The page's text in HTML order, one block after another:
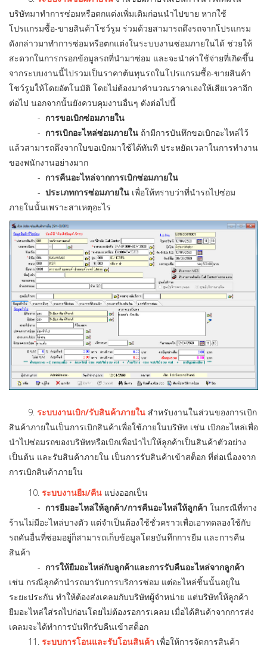
บริษัทมาทำการซ่อมหรือตกแต่งเพิ่มเติมก่อนนำไปขาย หากใช้
โปรแกรมซื้อ-ขายสินค้าโชว์รูม ร่วมด้วยสามารถดึงรถจากโปรแกรม
ดังกล่าวมาทำการซ่อมหรือตกแต่งในระบบงานซ่อมภายในได้ ช่วยให้
สะดวกในการกรอกข้อมูลรถที่นำมาซ่อม และจะนำค่าใช้จ่ายที่เกิดขึ้น
จากระบบงานนี้ไปรวมเป็นราคาต้นทุนรถในโปรแกรมซื้อ-ขายสินค้า
โชว์รูมให้โดยอัตโนมัติ โดยไม่ต้องมาคำนวณราคาเองให้เสียเวลาอีก
ต่อไป นอกจากนั้นยังควบคุมงานอื่นๆ ดังต่อไปนี้
- การขอเบิกซ่อมภายใน
- การเบิกอะไหล่ซ่อมภายใน ถ้ามีการบันทึกขอเบิกอะไหล่ไว้
แล้วสามารถดึงจากใบขอเบิกมาใช้ได้ทันที ประหยัดเวลาในการทำงาน
ของพนักงานอย่างมาก
- การคืนอะไหล่จากการเบิกซ่อมภายใน
- ประเภทการซ่อมภายใน เพื่อให้ทราบว่าที่นำรถไปซ่อม
ภายในนั้นเพราะสาเหตุอะไร
9. ระบบงานเบิก/รับสินค้าภายใน สำหรับงานในส่วนของการเบิก
สินค้าภายในเป็นการเบิกสินค้าเพื่อใช้ภายในบริษัท เช่น เบิกอะไหล่เพื่อ
นำไปซ่อมรถของบริษัทหรือเบิกเพื่อนำไปให้ลูกค้าเป็นสินค้าตัวอย่าง
เป็นต้น และรับสินค้าภายใน เป็นการรับสินค้าเข้าสต็อก ที่ต่อเนื่องจาก
การเบิกสินค้าภายใน
10. ระบบงานยืม/คืน แบ่งออกเป็น
- การยืมอะไหล่ให้ลูกค้า/การคืนอะไหล่ให้ลูกค้า ในกรณีที่ทาง
ร้านไม่มีอะไหล่บางตัว แต่จำเป็นต้องใช้ชั่วคราวเพื่อเอาทดลองใช้กับ
รถคันอื่นที่ซ่อมอยู่ก็สามารถเก็บข้อมูลโดยบันทึกการยืม และการคืน
สินค้า
- การให้ยืมอะไหล่กับลูกค้าและการรับคืนอะไหล่จากลูกค้า
เช่น กรณีลูกค้านำรถมารับการบริการซ่อม แต่อะไหล่ชิ้นนั้นอยูใน
ระยะประกัน ทำให้ต้องส่งเคลมกับบริษัทผู้จำหน่าย แต่บริษัทให้ลูกค้า
ยืมอะไหล่ใส่รถไปก่อนโดยไม่ต้องรอการเคลม เมื่อได้สินค้าจากการส่ง
เคลมจะได้ทำการบันทึกรับคืนเข้าสต็อก
11. ระบบการโอนและรับโอนสินค้า เพื่อให้การจัดการสินค้า